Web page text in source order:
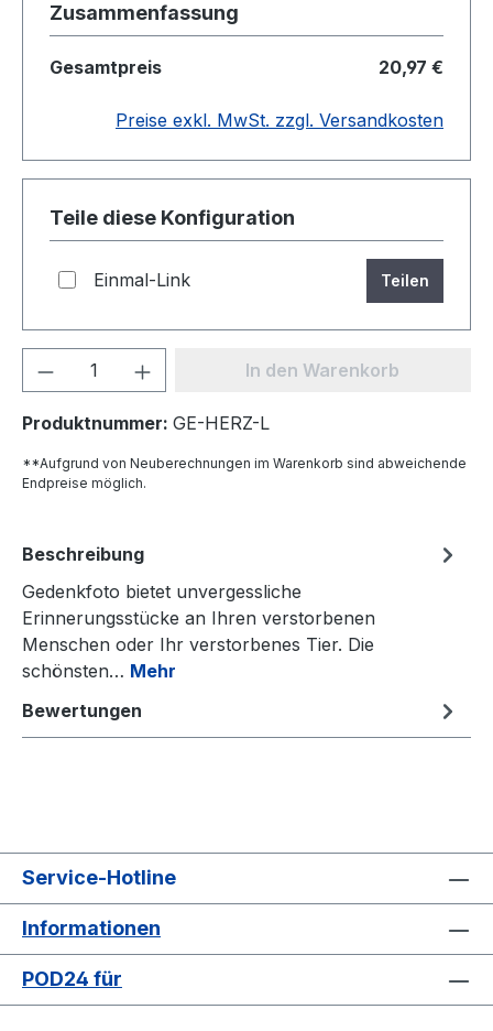
Zusammenfassung
Gesamtpreis 20,97 €
Preise exkl. MwSt. zzgl. Versandkosten
Teile diese Konfiguration
Einmal-Link Teilen
Produkt Anzahl: Gib denIn den Warenkorb
Produktnummer: GE-HERZ-L
**Aufgrund von Neuberechnungen im Warenkorb sind abweichende
Endpreise möglich.
Beschreibung
Gedenkfoto bietet unvergessliche
Erinnerungsstücke an Ihren verstorbenen
Menschen oder Ihr verstorbenes Tier. Die
schönsten… Mehr
Bewertungen
Service-Hotline
Informationen
POD24 für